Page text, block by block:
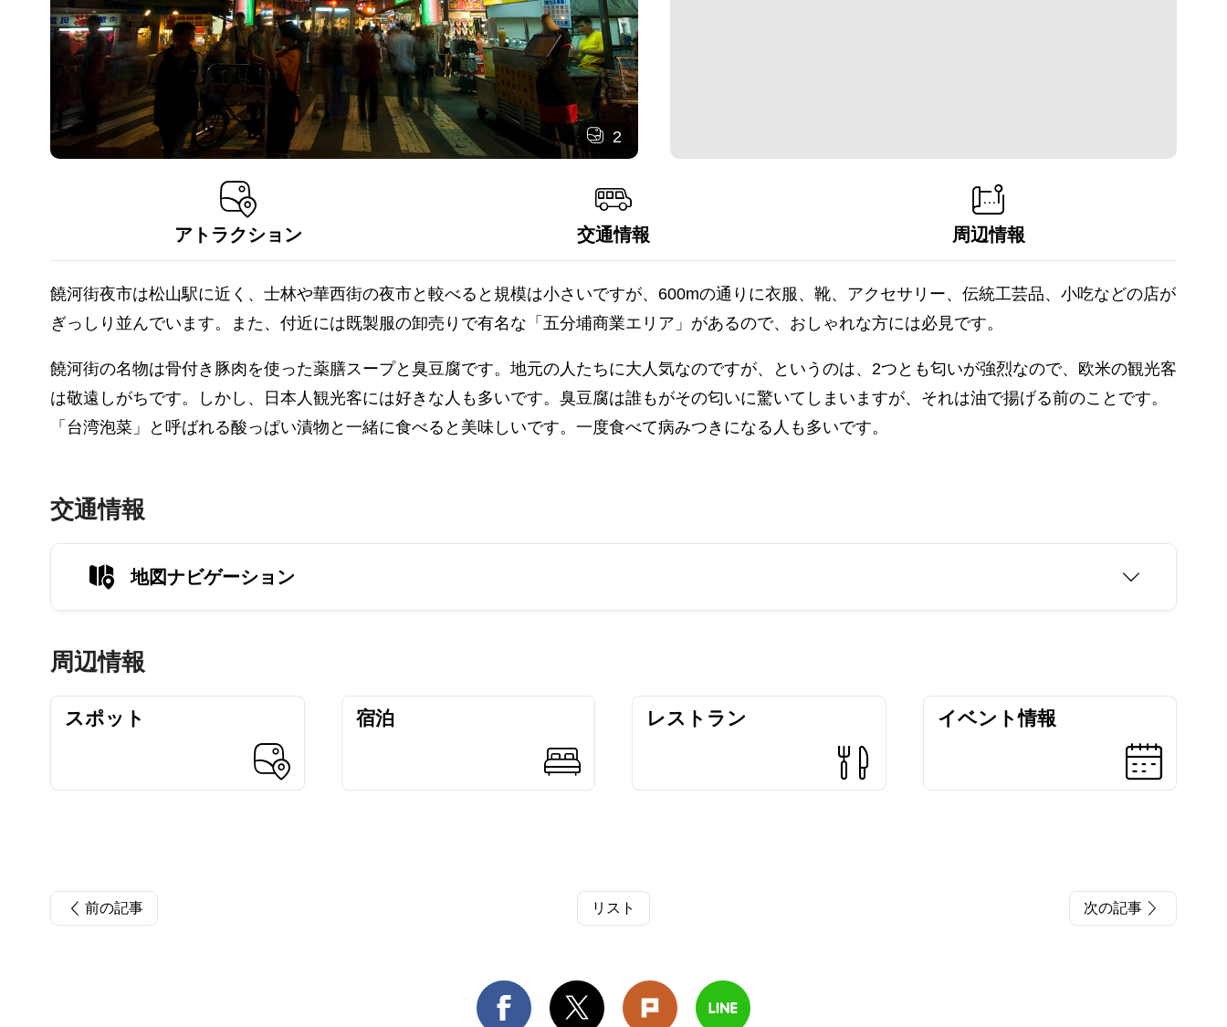
2
アトラクション 交通情報 周辺情報
饒河街夜市は松山駅に近く、士林や華西街の夜市と較べると規模は小さいですが、600mの通りに衣服、靴、アクセサリー、伝統工芸品、小吃などの店が
ぎっしり並んでいます。また、付近には既製服の卸売りで有名な「五分埔商業エリア」があるので、おしゃれな方には必見です。
饒河街の名物は骨付き豚肉を使った薬膳スープと臭豆腐です。地元の人たちに大人気なのですが、というのは、2つとも匂いが強烈なので、欧米の観光客
は敬遠しがちです。しかし、日本人観光客には好きな人も多いです。臭豆腐は誰もがその匂いに驚いてしまいますが、それは油で揚げる前のことです。
「台湾泡菜」と呼ばれる酸っぱい漬物と一緒に食べると美味しいです。一度食べて病みつきになる人も多いです。
交通情報
地図ナビゲーション
周辺情報
スポット 宿泊 レストラン イベント情報
前の記事 リスト 次の記事